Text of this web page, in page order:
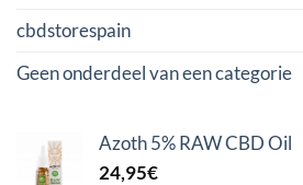
cbdstorespain
Geen onderdeel van een categorie
Azoth 5% RAW CBD Oil
24,95€